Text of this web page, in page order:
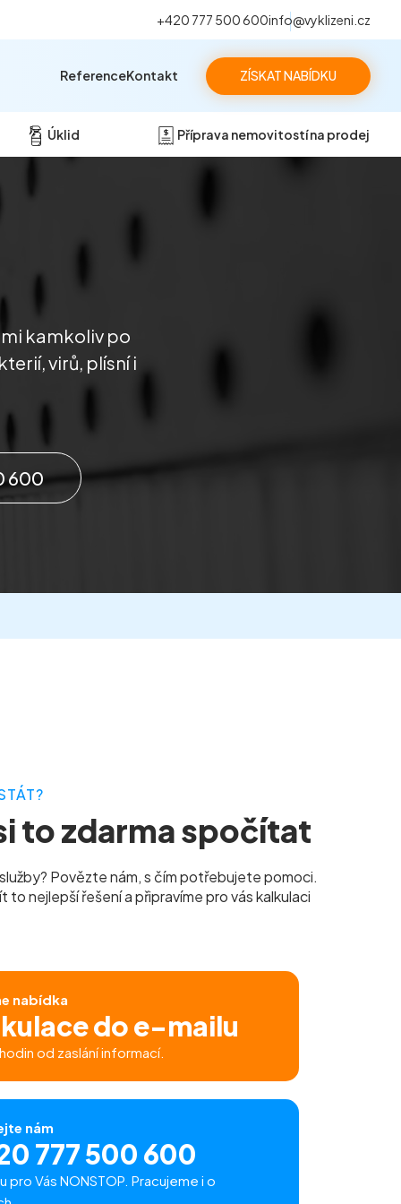
+420 777 500 600info@vyklizeni.cz
ZÍSKAT NABÍDKU
Úklid Příprava nemovitostí na prodej
ReferenceKontakt
kamkoliv po
virů, plísní i
600
to zdarma spočítat
Povězte nám, s čím potřebujete pomoci.
to nejlepší řešení a připravíme pro vás kalkulaci
nabídka
do e-mailu
od zaslání informací.
nám
777 500 600
pro Vás NONSTOP. Pracujeme i o